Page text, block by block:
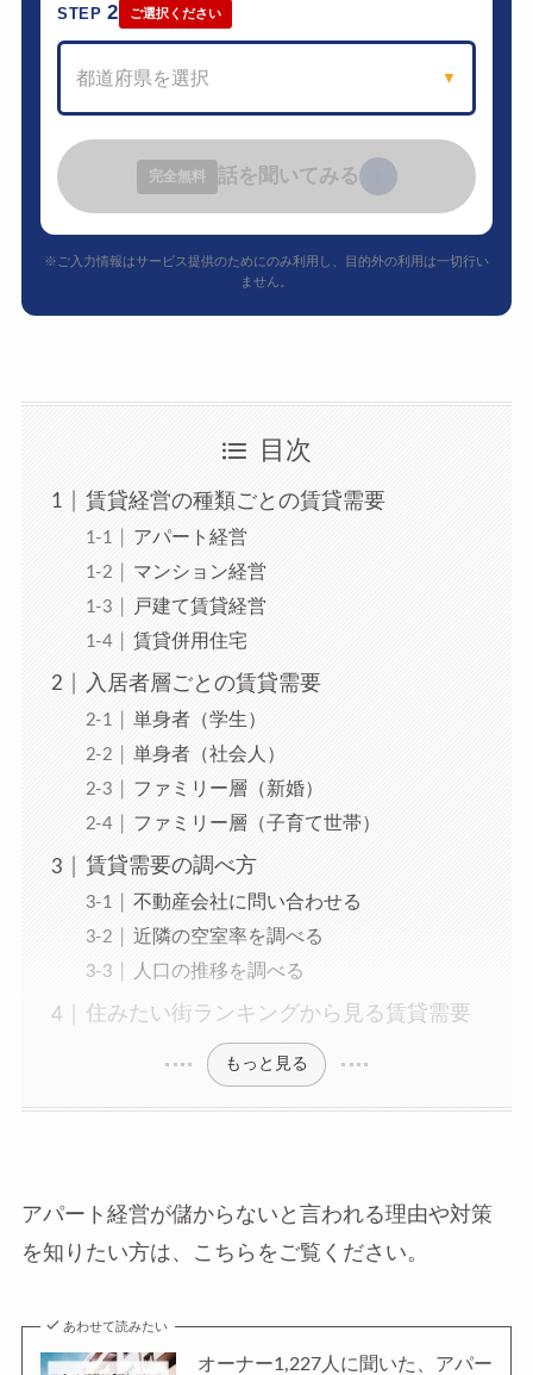
STEP2 ご選択ください
都道府県を選択 ▼
完全無料 話を聞いてみる
※ご入力情報はサービス提供のためにのみ利用し、目的外の利用は一切行い
ません。
目次
賃貸経営の種類ごとの賃貸需要
アパート経営
マンション経営
戸建て賃貸経営
賃貸併用住宅
入居者層ごとの賃貸需要
単身者（学生）
単身者（社会人）
ファミリー層（新婚）
ファミリー層（子育て世帯）
賃貸需要の調べ方
不動産会社に問い合わせる
近隣の空室率を調べる
人口の推移を調べる
住みたい街ランキングから見る賃貸需要
もっと見る
アパート経営が儲からないと言われる理由や対策
を知りたい方は、こちらをご覧ください。
あわせて読みたい
オーナー1,227人に聞いた、アパー